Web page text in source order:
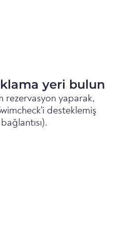
yeri bulun
rezervasyon yaparak,
desteklemiş